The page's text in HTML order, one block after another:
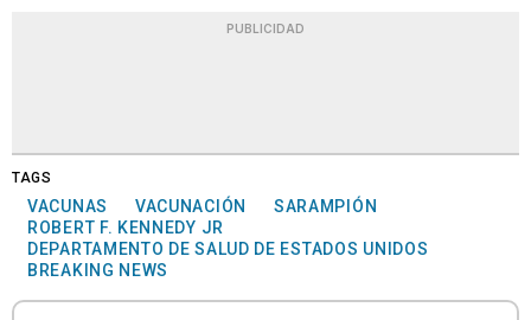
PUBLICIDAD
TAGS
VACUNAS VACUNACIÓN
SARAMPIÓN
ROBERT F. KENNEDY JR
DEPARTAMENTO DE SALUD DE ESTADOS UNIDOS
BREAKING NEWS